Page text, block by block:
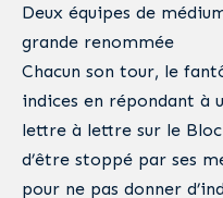
Deux équipes de
grande renommée
Chacun son tour, le
indices en répondant à
lettre à lettre sur le
d’être stoppé par ses
pour ne pas donner